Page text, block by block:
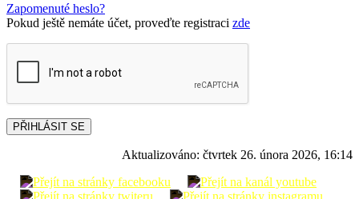
Zapomenuté heslo?
Pokud ještě nemáte účet, proveďte registraci zde
PŘIHLÁSIT SE
Aktualizováno: čtvrtek 26. února 2026, 16:14